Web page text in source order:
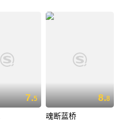
7.5 8.8
魂断蓝桥